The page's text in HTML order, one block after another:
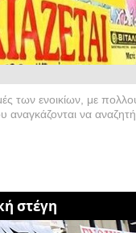
των ενοικίων, με
αναγκάζονται να
στέγη